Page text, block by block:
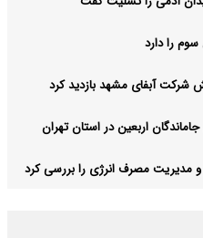
را دارد
شرکت آبفای مشهد بازدید کرد
اربعین در استان تهران
مدیریت مصرف انرژی را بررسی کرد